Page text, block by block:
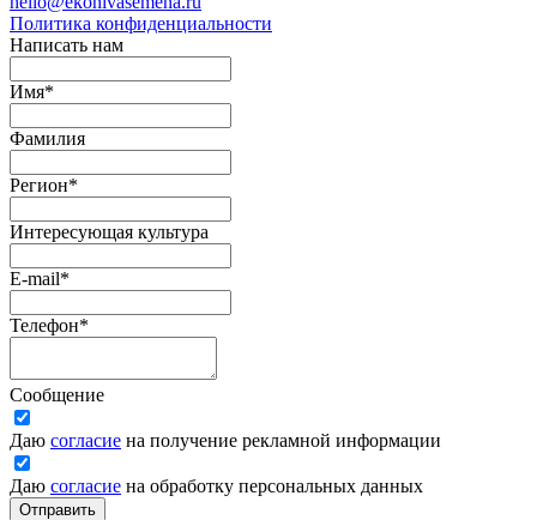
Политика конфиденциальности
Написать нам
Имя*
Фамилия
Регион*
Интересующая культура
E-mail*
Телефон*
Сообщение
Даю согласие на получение рекламной информации
Даю согласие на обработку персональных данных
Отправить